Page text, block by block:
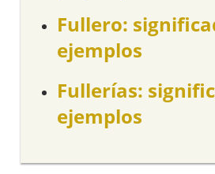
Fullero:
ejemplos
Fullerías:
ejemplos